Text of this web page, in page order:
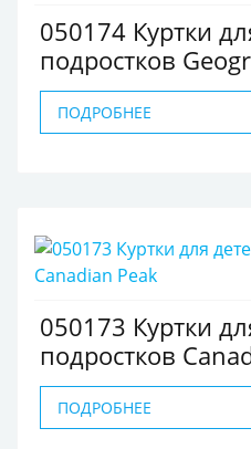
050174 Куртки
подростков
ПОДРОБНЕЕ
050173 Куртки
подростков
ПОДРОБНЕЕ